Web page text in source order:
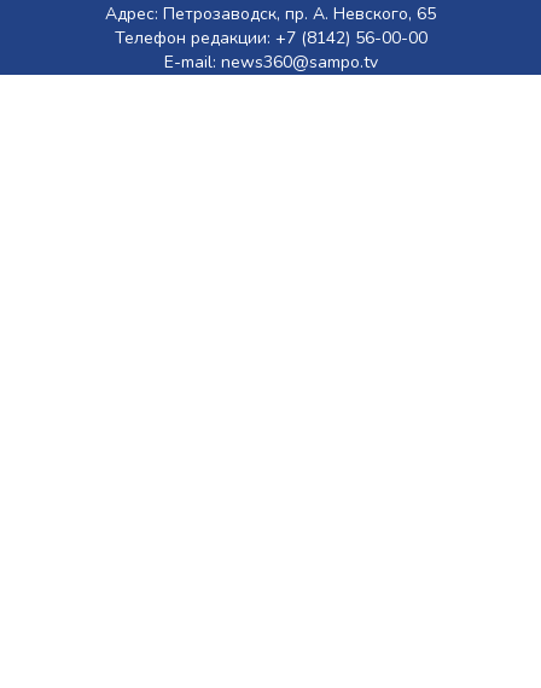
Адрес: Петрозаводск, пр. А. Невского, 65
Телефон редакции: +7 (8142) 56-00-00
E-mail: news360@sampo.tv